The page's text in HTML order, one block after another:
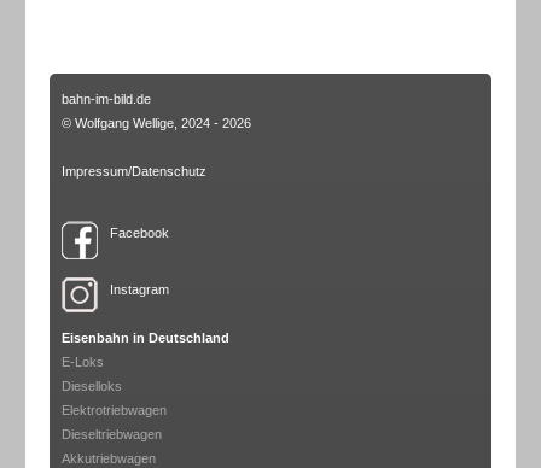
bahn-im-bild.de
© Wolfgang Wellige, 2024 - 2026
Impressum/Datenschutz
Facebook
Instagram
Eisenbahn in Deutschland
E-Loks
Dieselloks
Elektrotriebwagen
Dieseltriebwagen
Akkutriebwagen